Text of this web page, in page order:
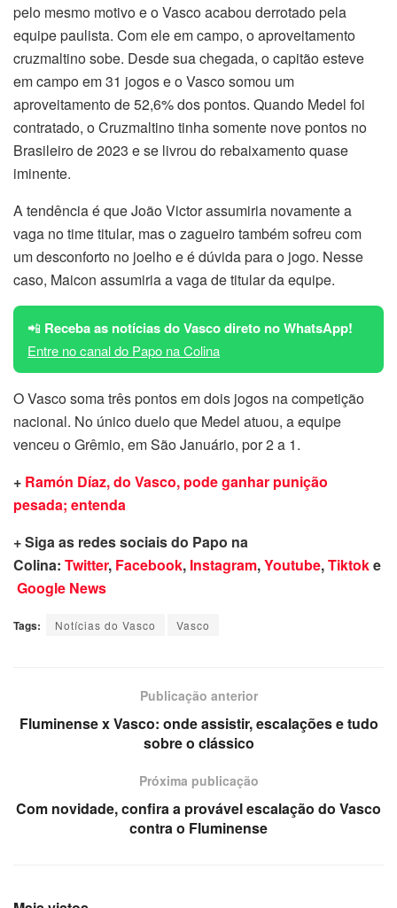
pelo mesmo motivo e o Vasco acabou derrotado pela
equipe paulista. Com ele em campo, o aproveitamento
cruzmaltino sobe. Desde sua chegada, o capitão esteve
em campo em 31 jogos e o Vasco somou um
aproveitamento de 52,6% dos pontos. Quando Medel foi
contratado, o Cruzmaltino tinha somente nove pontos no
Brasileiro de 2023 e se livrou do rebaixamento quase
iminente.
A tendência é que João Victor assumiria novamente a
vaga no time titular, mas o zagueiro também sofreu com
um desconforto no joelho e é dúvida para o jogo. Nesse
caso, Maicon assumiria a vaga de titular da equipe.
📲 Receba as notícias do Vasco direto no WhatsApp!
Entre no canal do Papo na Colina
O Vasco soma três pontos em dois jogos na competição
nacional. No único duelo que Medel atuou, a equipe
venceu o Grêmio, em São Januário, por 2 a 1.
+ Ramón Díaz, do Vasco, pode ganhar punição
pesada; entenda
+ Siga as redes sociais do Papo na
Colina: Twitter, Facebook, Instagram,Youtube,Tiktoke
Google News
Tags: Notícias do Vasco Vasco
Publicação anterior
Fluminense x Vasco: onde assistir, escalações e tudo
sobre o clássico
Próxima publicação
Com novidade, confira a provável escalação do Vasco
contra o Fluminense